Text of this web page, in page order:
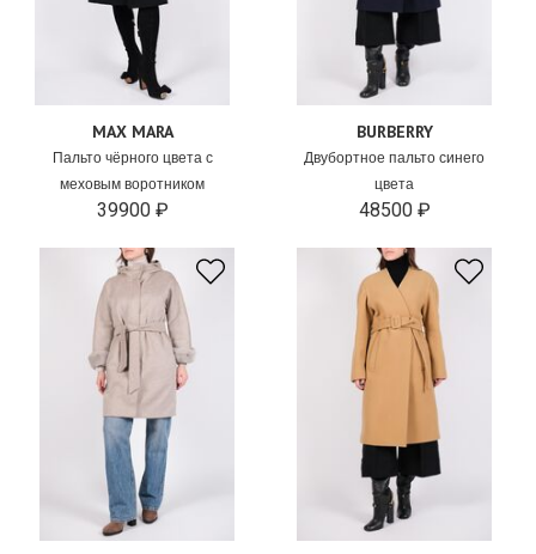
MAX MARA
Пальто чёрного цвета с
меховым воротником
39900 ₽
BURBERRY
Двубортное пальто синего
цвета
48500 ₽